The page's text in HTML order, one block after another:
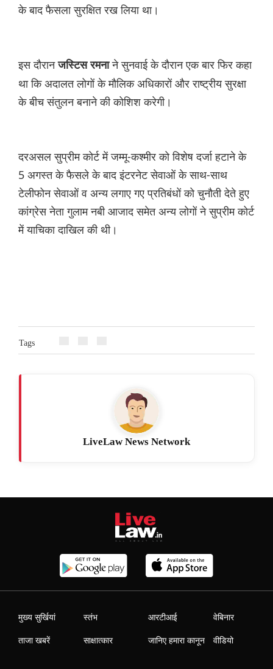
के बाद फैसला सुरक्षित रख लिया था।
इस दौरानजस्टिस रमनाने सुनवाई के दौरान एक बार फिर कहा
था कि अदालत लोगों के मौलिक अधिकारों और राष्ट्रीय सुरक्षा
के बीच संतुलन बनाने की कोशिश करेगी।
दरअसल सुप्रीम कोर्ट में जम्मू-कश्मीर को विशेष दर्जा हटाने के
5 अगस्त के फैसले के बाद इंटरनेट सेवाओं के साथ-साथ
टेलीफोन सेवाओं व अन्य लगाए गए प्रतिबंधों को चुनौती देते हुए
कांग्रेस नेता गुलाम नबी आजाद समेत अन्य लोगों ने सुप्रीम कोर्ट
में याचिका दाखिल की थी।
Tags
LiveLaw News Network
मुख्य सुर्खियां
ताजा खबरें
स्तंभ
साक्षात्कार
आरटीआई
जानिए हमारा कानून
वेबिनार
वीडियो